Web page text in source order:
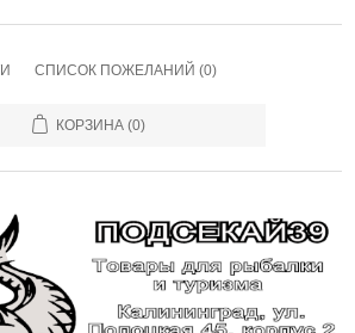
СПИСОК ПОЖЕЛАНИЙ (0)
КОРЗИНА (0)